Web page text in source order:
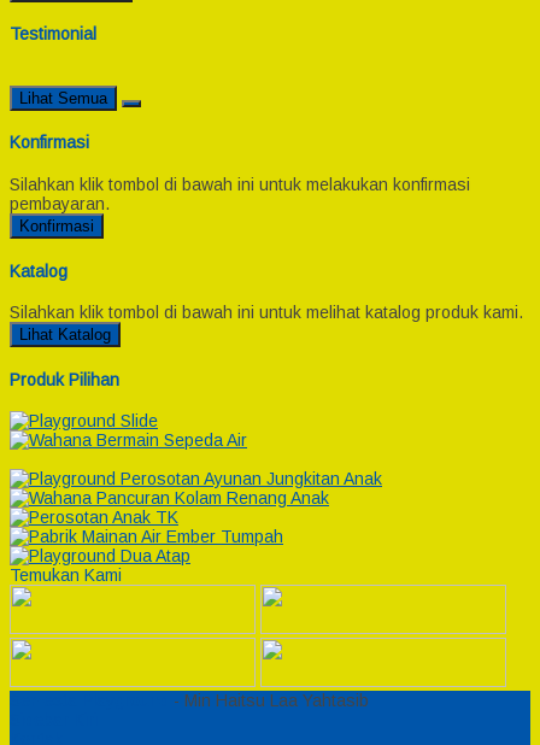
Testimonial
Lihat Semua
Konfirmasi
Silahkan klik tombol di bawah ini untuk melakukan konfirmasi
pembayaran.
Konfirmasi
Katalog
Silahkan klik tombol di bawah ini untuk melihat katalog produk kami.
Lihat Katalog
Produk Pilihan
Temukan Kami
- Min Haitsu Laa Yahtasib